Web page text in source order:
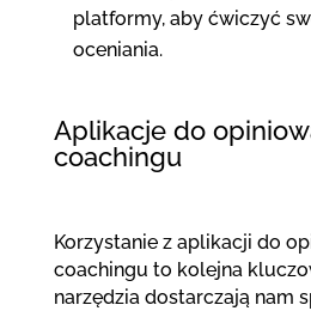
platformy, aby ćwiczyć
oceniania.
Aplikacje do
coachingu
Korzystanie z aplikacji do
coachingu to kolejna
narzędzia dostarczają nam